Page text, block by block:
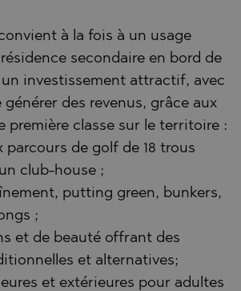
à la fois à un usage
secondaire en bord de
investissement attractif, avec
générer des revenus, grâce aux
première classe sur le territoire :
parcours de golf de 18 trous
club-house ;
putting green, bunkers,
;
et de beauté offrant des
et alternatives;
et extérieures pour adultes